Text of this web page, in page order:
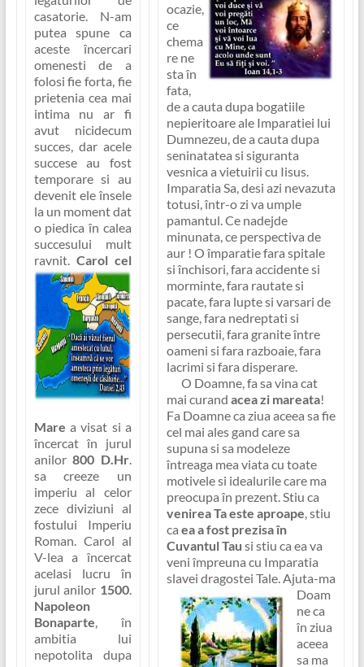
casatorie. N-am
putea spune ca
aceste încercari
omenesti de a
folosi fieforta, fie
prietenia cea mai
intima nu ar fi
avut nicidecum
succes, dar acele
succese au fost
temporare si au
devenit ele însele
la un moment dat
o piedica în calea
succesului mult
ravnit. Carol cel
Mare a visat si a
încercat în jurul
anilor800 D.Hr.
sa creeze un
imperiu al celor
zece diviziuni al
fostului Imperiu
Roman. Carol al
V-lea a încercat
acelasi lucru în
jurul anilor 1500.
Napoleon
Bonaparte, în
ambitia lui
nepotolita dupa
ocazie,
ce
chema
re ne
sta în
fata,
de a cauta dupa bogatiile
nepieritoare ale Imparatiei lui
Dumnezeu, de a cauta dupa
seninatatea si siguranta
vesnica a vietuirii cu Iisus.
Imparatia Sa, desi azi nevazuta
totusi, într-o zi va umple
pamantul. Ce nadejde
minunata, ce perspectiva de
aur ! O împaratie fara spitale
si închisori, fara accidente si
morminte, fara rautate si
pacate, fara lupte si varsari de
sange, fara nedreptati si
persecutii, fara granite între
oameni si fara razboaie, fara
lacrimi si fara disperare.
O Doamne, fa sa vina cat
mai curand acea zi mareata!
Fa Doamne ca ziua aceea sa fie
cel mai ales gand care sa
supuna si sa modeleze
întreaga mea viata cu toate
motivele si idealurile care ma
preocupa în prezent. Stiu ca
venirea Ta este aproape, stiu
ca ea a fost prezisa în
Cuvantul Tau si stiu ca ea va
veni împreuna cu Imparatia
slavei dragostei Tale.Ajuta-ma
Doam
ne ca
în ziua
aceea
sa ma